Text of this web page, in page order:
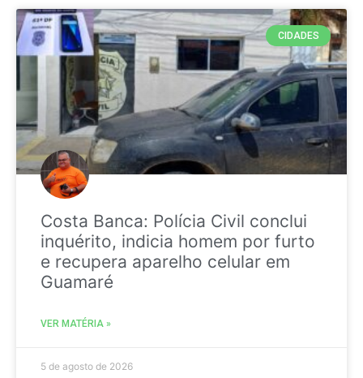
CIDADES
Costa Banca: Polícia Civil conclui
inquérito, indicia homem por furto
e recupera aparelho celular em
Guamaré
VER MATÉRIA »
5 de agosto de 2026